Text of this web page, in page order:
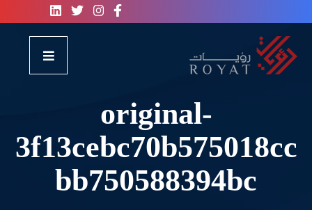
original-
3f13cebc70b575018cc
bb750588394bc